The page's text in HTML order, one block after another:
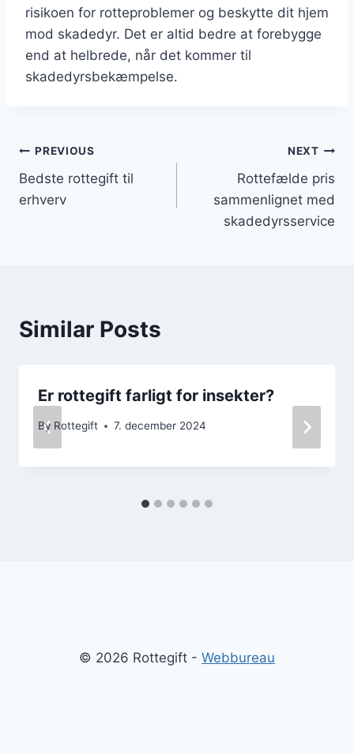
risikoen for rotteproblemer og beskytte dit hjem
mod skadedyr. Det er altid bedre at forebygge
end at helbrede, når det kommer til
skadedyrsbekæmpelse.
Indlægsnavigation
PREVIOUS
Bedste rottegift til
erhverv
NEXT
Rottefælde pris
sammenlignet med
skadedyrsservice
Similar Posts
Er rottegift farligt for insekter?
By Rottegift 7. december 2024
© 2026 Rottegift - Webbureau